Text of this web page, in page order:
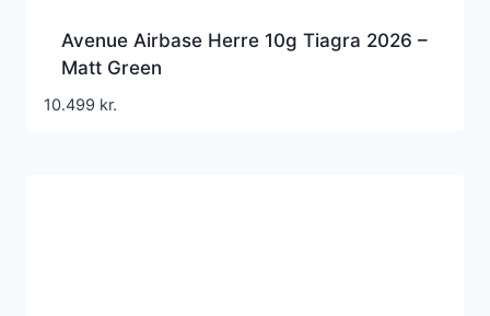
Avenue Airbase Herre 10g Tiagra 2026 –
Matt Green
10.499 kr.